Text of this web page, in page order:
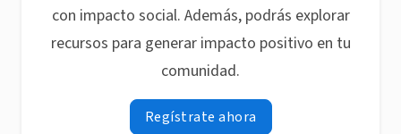
con impacto social. Además, podrás explorar
recursos para generar impacto positivo en tu
comunidad.
Regístrate ahora